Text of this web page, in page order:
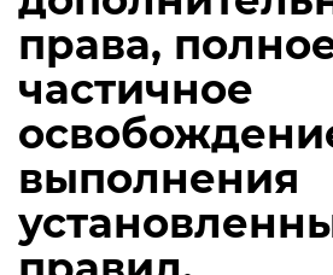
права,
частичное
выполнения